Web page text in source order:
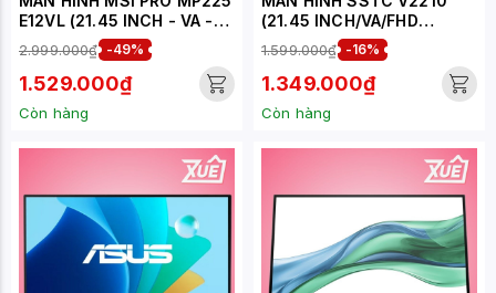
E12VL (21.45 INCH - VA -
FHD - 120HZ - 1MS)
2.999.000₫ -49%
1.529.000₫
Còn hàng
(21.45 INCH/VA/FHD
1920x1080/100Hz/5MS/HD
MI)
1.599.000₫ -16%
1.349.000₫
Còn hàng